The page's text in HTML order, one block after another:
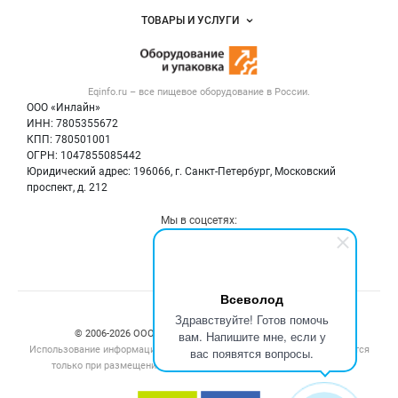
Всеволод
Здравствуйте! Готов помочь
вам. Напишите мне, если у
вас появятся вопросы.
Eqinfo.ru – все пищевое оборудование в России.
ООО «Инлайн»
ИНН: 7805355672
КПП: 780501001
ОГРН: 1047855085442
Юридический адрес: 196066, г. Санкт-Петербург, Московский
проспект, д. 212
Размещение рекламы
Публичная оферта
Контактная информация
Политика обработки персональных данных
Объявления
Вакансии
ТОВАРЫ И УСЛУГИ
Оборудование для пищепрома
Тара и упаковка
Б/у оборудование
Мы в соцсетях:
Счетчики, авторское право, логотипы
© 2006‑2026 ООО “Инлайн”. 12+ Все права защищены.
Использование информации, размещенной на данном сайте, допускается
только при размещении активной гиперссылки на сайт